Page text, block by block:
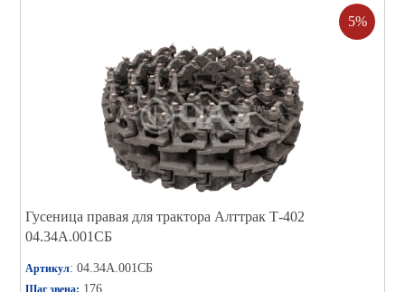
5%
Гусеница правая для трактора Алттрак Т-402
04.34А.001СБ
Артикул: 04.34А.001СБ
Шаг звена: 176